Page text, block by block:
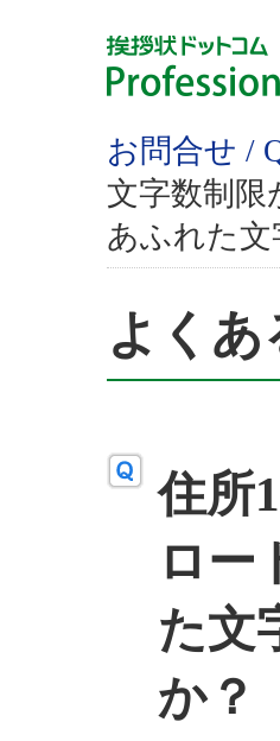
お問合せ /
文字数制限
あふれた
よくあ
住所
ロー
た文
か？